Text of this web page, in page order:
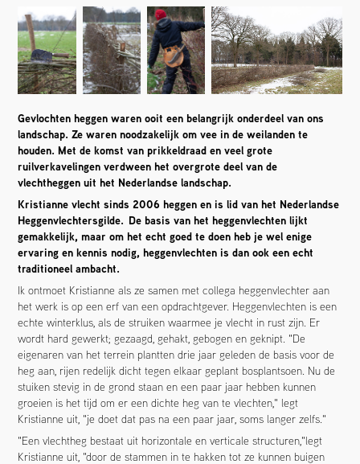
Gevlochten heggen waren ooit een belangrijk onderdeel van ons
landschap. Ze waren noodzakelijk om vee in de weilanden te
houden. Met de komst van prikkeldraad en veel grote
ruilverkavelingen verdween het overgrote deel van de
vlechtheggen uit het Nederlandse landschap.
Kristianne vlecht sinds 2006 heggen en is lid van het Nederlandse
Heggenvlechtersgilde. De basis van het heggenvlechten lijkt
gemakkelijk, maar om het echt goed te doen heb je wel enige
ervaring en kennis nodig, heggenvlechten is dan ook een echt
traditioneel ambacht.
Ik ontmoet Kristianne als ze samen met collega heggenvlechter aan
het werk is op een erf van een opdrachtgever. Heggenvlechten is een
echte winterklus, als de struiken waarmee je vlecht in rust zijn. Er
wordt hard gewerkt; gezaagd, gehakt, gebogen en geknipt. "De
eigenaren van het terrein plantten drie jaar geleden de basis voor de
heg aan, rijen redelijk dicht tegen elkaar geplant bosplantsoen. Nu de
stuiken stevig in de grond staan en een paar jaar hebben kunnen
groeien is het tijd om er een dichte heg van te vlechten," legt
Kristianne uit, "je doet dat pas na een paar jaar, soms langer zelfs."
"Een vlechtheg bestaat uit horizontale en verticale structuren,"legt
Kristianne uit, "door de stammen in te hakken tot ze kunnen buigen